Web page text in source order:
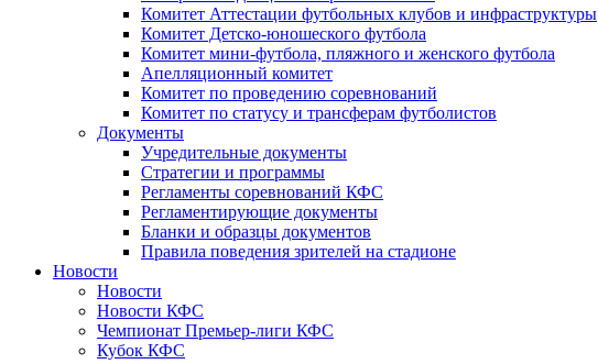
Комитет Аттестации футбольных клубов и инфраструктуры
Комитет Детско-юношеского футбола
Комитет мини-футбола, пляжного и женского футбола
Апелляционный комитет
Комитет по проведению соревнований
Комитет по статусу и трансферам футболистов
Документы
Учредительные документы
Стратегии и программы
Регламенты соревнований КФС
Регламентирующие документы
Бланки и образцы документов
Правила поведения зрителей на стадионе
Новости
Новости
Новости КФС
Чемпионат Премьер-лиги КФС
Кубок КФС